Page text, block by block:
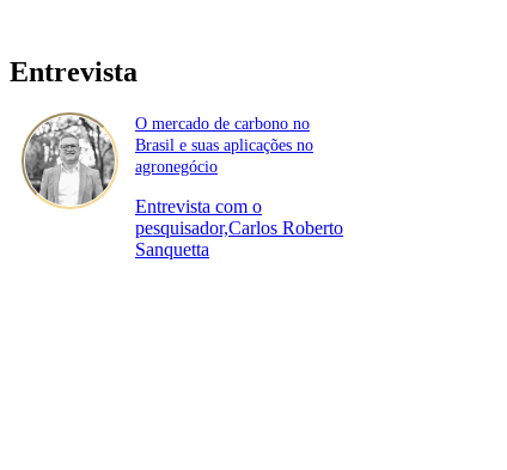
Entrevista
O mercado de carbono no
Brasil e suas aplicações no
agronegócio
Entrevista com o
pesquisador,Carlos Roberto
Sanquetta